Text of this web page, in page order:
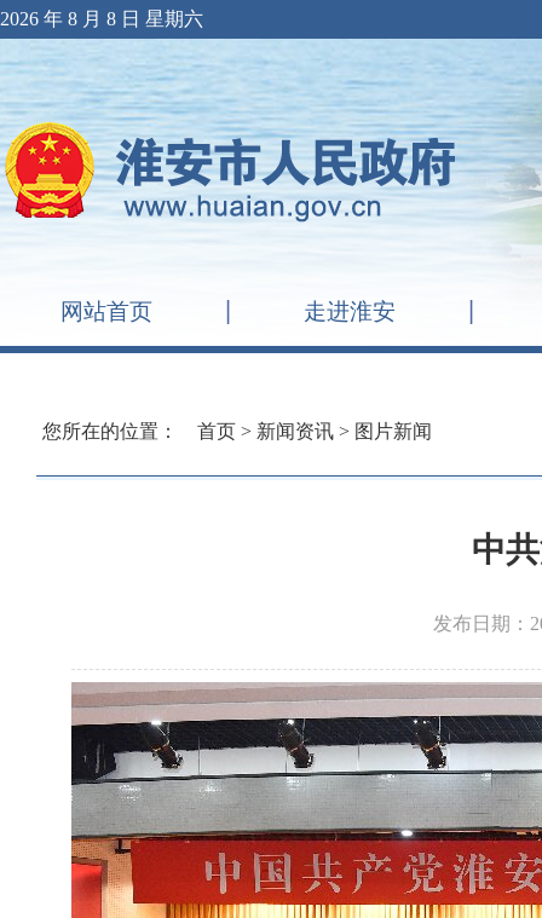
2026 年 8 月 8 日 星期六
网站首页 走进淮安
您所在的位置： 首页 > 新闻资讯 > 图片新闻
中
发布日期：